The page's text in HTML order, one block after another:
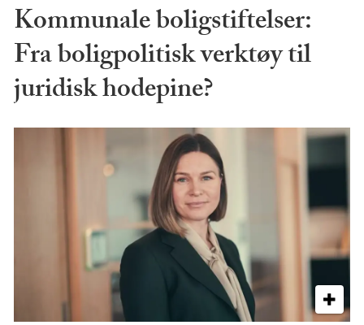
Kommunale boligstiftelser:
Fra boligpolitisk verktøy til
juridisk hodepine?